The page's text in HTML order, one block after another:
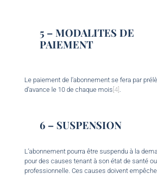
5 – MODALITES DE
PAIEMENT
Le paiement de l’abonnement se fera par
d’avance le 10 de chaque mois [4] .
6 – SUSPENSION
L’abonnement pourra être suspendu à la
pour des causes tenant à son état de santé
professionnelle. Ces causes doivent